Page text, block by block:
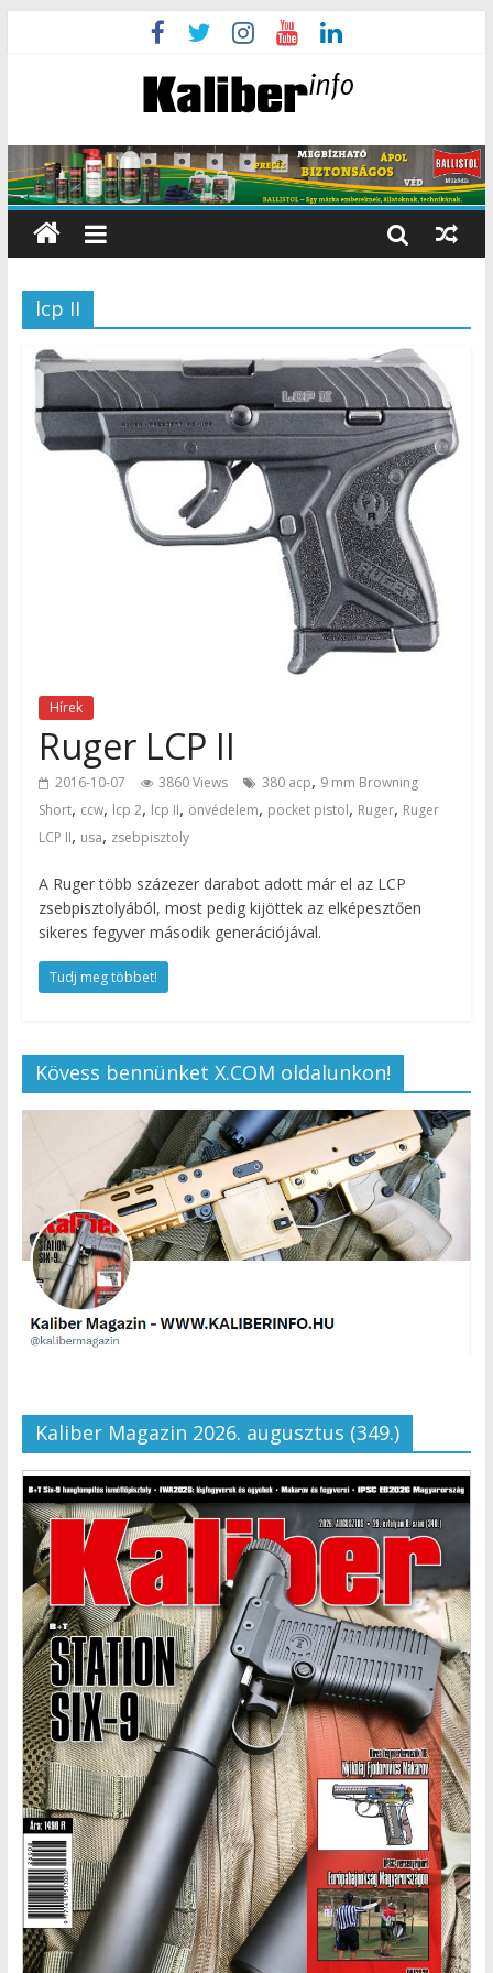
lcp II
Hírek
Ruger LCP II
2016-10-07 3860 Views 380 acp, 9 mm Browning
Short, ccw, lcp 2, lcp II, önvédelem, pocket pistol, Ruger, Ruger
LCP II, usa, zsebpisztoly
A Ruger több százezer darabot adott már el az LCP
zsebpisztolyából, most pedig kijöttek az elképesztően
sikeres fegyver második generációjával.
Tudj meg többet!
Kövess bennünket X.COM oldalunkon!
Kaliber Magazin 2026. augusztus (349.)